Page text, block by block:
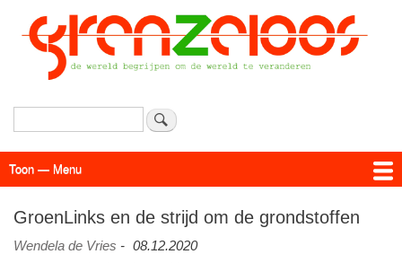
Overslaan
en
naar
de
Zoeken
Menu
Toon — Menu
GroenLinks en de strijd om de grondstoffen
Wendela de Vries - 08.12.2020